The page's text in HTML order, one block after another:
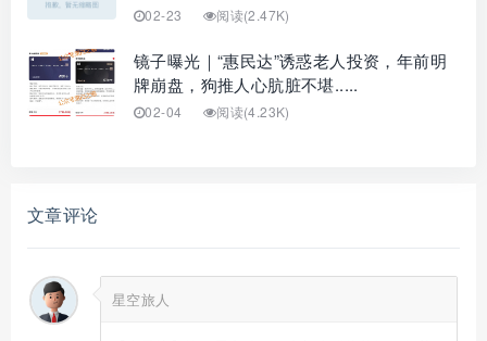
02-23 阅读(2.47K)
镜子曝光｜“惠民达”诱惑老人投资，年前明
牌崩盘，狗推人心肮脏不堪.....
02-04 阅读(4.23K)
文章评论
星空旅人